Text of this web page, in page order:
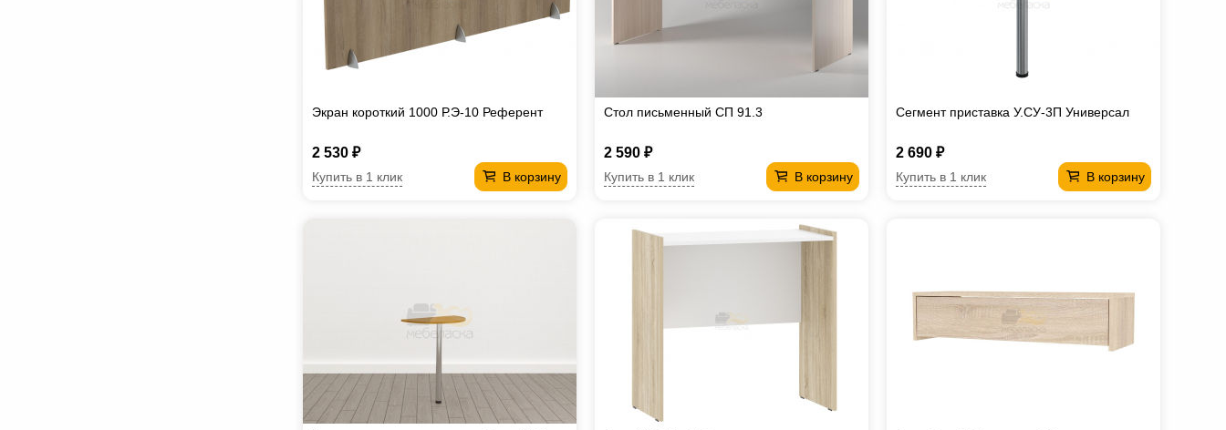
Экран короткий 1000 Р.Э-10 Референт
2 530 ₽
В корзину
Купить в 1 клик
Стол письменный СП 91.3
2 590 ₽
В корзину
Купить в 1 клик
Сегмент приставка У.СУ-3П Универсал
2 690 ₽
В корзину
Купить в 1 клик